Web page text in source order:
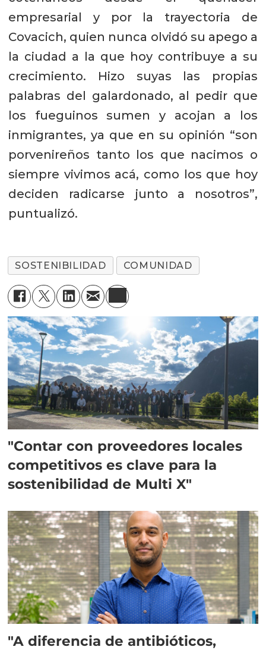
empresarial y por la trayectoria de
Covacich, quien nunca olvidó su apego a
la ciudad a la que hoy contribuye a su
crecimiento. Hizo suyas las propias
palabras del galardonado, al pedir que
los fueguinos sumen y acojan a los
inmigrantes, ya que en su opinión “son
porvenireños tanto los que nacimos o
siempre vivimos acá, como los que hoy
deciden radicarse junto a nosotros”,
puntualizó.
SOSTENIBILIDAD COMUNIDAD
"Contar con proveedores locales
competitivos es clave para la
sostenibilidad de Multi X"
"A diferencia de antibióticos,